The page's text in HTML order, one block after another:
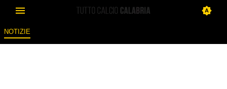
NOTIZIE